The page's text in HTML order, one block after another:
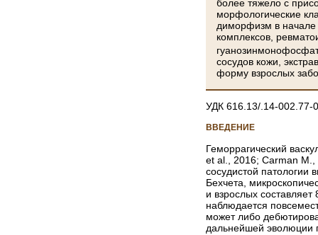
более тяжело с
морфологические
диморфизм в начале
комплексов,
сосудов кожи,
форму взрослых
УДК 616.13/.14-002.77-
ВВЕДЕНИЕ
Геморрагический
et al., 2016; Carman
сосудистой патологии
Бехчета,
и взрослых
наблюдается
может либо
дальнейшей эволюции